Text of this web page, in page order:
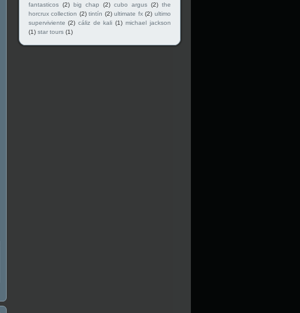
fantasticos (2) big chap (2) cubo argus (2) the
horcrux collection (2) tintín (2) ultimate fx (2) ultimo
superviviente (2) cáliz de kali (1) michael jackson
(1) star tours (1)